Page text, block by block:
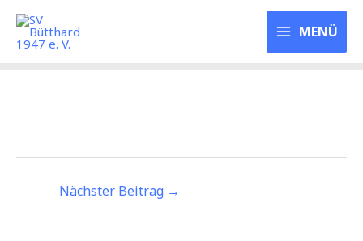
Inhalt
springen
MENÜ
Nächster Beitrag →